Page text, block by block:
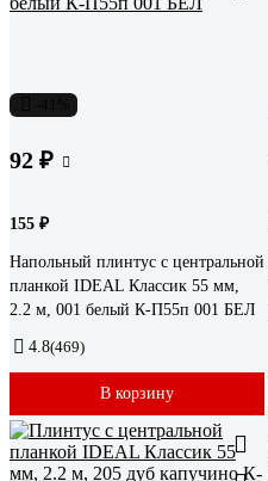
92 ₽
155 ₽
Напольный плинтус с центральной
планкой IDEAL Классик 55 мм,
2.2 м, 001 белый К-П55п 001 БЕЛ
4.8(469)
В корзину